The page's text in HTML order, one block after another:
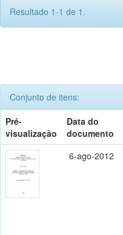
Resultado 1-1 de 1.
Conjunto de itens:
Pré-
visualização
Data do
documento
6-ago-2012